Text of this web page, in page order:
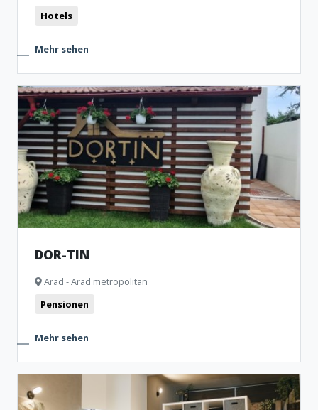
Hotels
Mehr sehen
DOR-TIN
Arad - Arad metropolitan
Pensionen
Mehr sehen